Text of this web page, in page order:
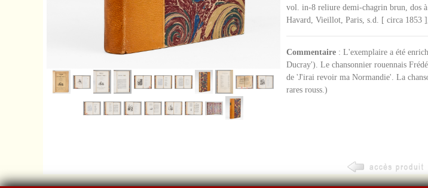
vol. in-8 reliure demi-chagrin brun, dos
Havard, Vieillot, Paris, s.d. [ circa 1853
Commentaire: L'exemplaire a été
Ducray'). Le chansonnier rouennais
de 'J'irai revoir ma Normandie'. La
rares rouss.)